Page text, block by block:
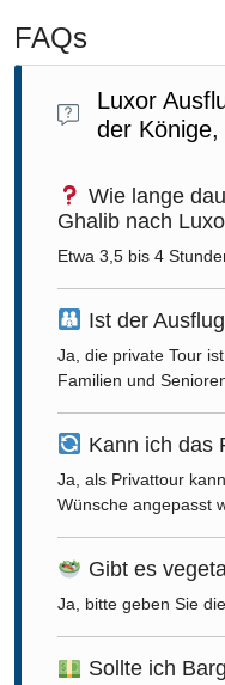
FAQs
Luxor
der
Wie lange
Ghalib nach
Etwa 3,5 bis 4
Ist der
Ja, die private Tour
Familien und
Kann ich das
Ja, als Privattour
Wünsche angepasst
Gibt es
Ja, bitte geben Sie
Sollte ich